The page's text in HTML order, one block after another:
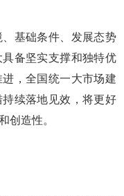
基础条件、发展态势
备坚实支撑和独特优
，全国统一大市场建
续落地见效，将更好
创造性。